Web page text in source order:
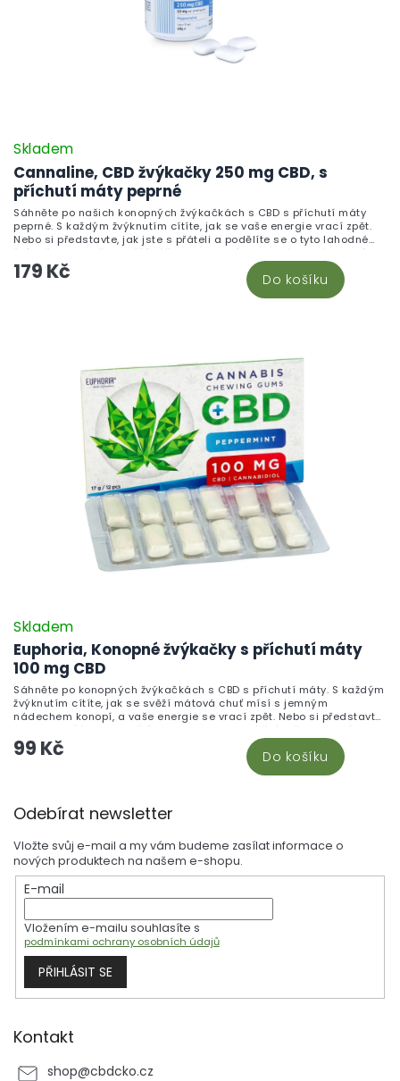
Cannaline, CBD žvýkačky 250 mg CBD, s
příchutí máty peprné
Skladem
179 Kč Do košíku
Sáhněte po našich konopných žvýkačkách s CBD s příchutí máty
peprné. S každým žvýknutím cítíte, jak se vaše energie vrací zpět.
Nebo si představte, jak jste s přáteli a podělíte se o tyto lahodné
žvýkačky. Nejenže osvěží váš dech, ale díky CBD vás také zklidní a
uvolní.
Euphoria, Konopné žvýkačky s příchutí máty
100 mg CBD
Skladem
99 Kč Do košíku
Sáhněte po konopných žvýkačkách s CBD s příchutí máty. S každým
žvýknutím cítíte, jak se svěží mátová chuť mísí s jemným
nádechem konopí, a vaše energie se vrací zpět. Nebo si představte,
jak jste s přáteli a podělíte se o tyto lahodné žvýkačky. Nejenže
osvěží váš dech, ale díky CBD vás také zklidní a uvolní.
Odebírat newsletter
Vložte svůj e-mail a my vám budeme zasílat informace o
nových produktech na našem e-shopu.
E-mail
Vložením e-mailu souhlasíte s
podmínkami ochrany osobních údajů
PŘIHLÁSIT SE
Kontakt
shop@cbdcko.cz